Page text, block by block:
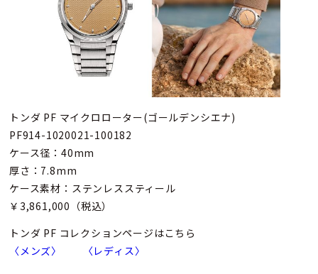
トンダ PF マイクロローター(ゴールデンシエナ)
PF914-1020021-100182
ケース径：40mm
厚さ：7.8mm
ケース素材：ステンレススティール
￥3,861,000（税込）
トンダ PF コレクションページはこちら
〈メンズ〉
〈レディス〉